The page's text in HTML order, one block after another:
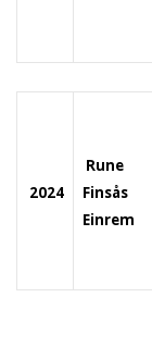
2024
Rune
Finsås
Einrem